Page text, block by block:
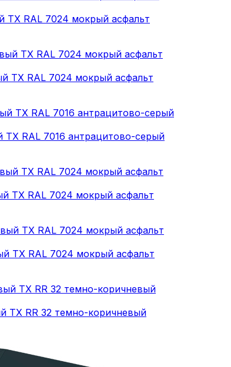
ТХ RAL 7024 мокрый асфальт
ТХ RAL 7024 мокрый асфальт
RAL 7016 антрацитово-серый
ТХ RAL 7024 мокрый асфальт
ТХ RAL 7024 мокрый асфальт
ТХ RR 32 темно-коричневый